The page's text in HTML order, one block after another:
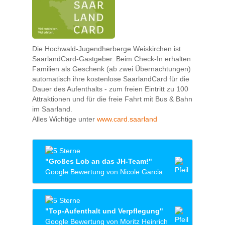
Die Hochwald-Jugendherberge Weiskirchen ist
SaarlandCard-Gastgeber. Beim Check-In erhalten
Familien als Geschenk (ab zwei Übernachtungen)
automatisch ihre kostenlose SaarlandCard für die
Dauer des Aufenthalts - zum freien Eintritt zu 100
Attraktionen und für die freie Fahrt mit Bus & Bahn
im Saarland.
Alles Wichtige unter www.card.saarland
"Großes Lob an das JH-Team!"
Google Bewertung von Nicole Garcia
Wir haben das Osterprogramm mit gemacht
und waren 4 Familien mit 9 Kindern.
Als erstes ein super großes Lob an den
"Top-Aufenthalt und Verpflegung"
Google Bewertung von Moritz Heinrich